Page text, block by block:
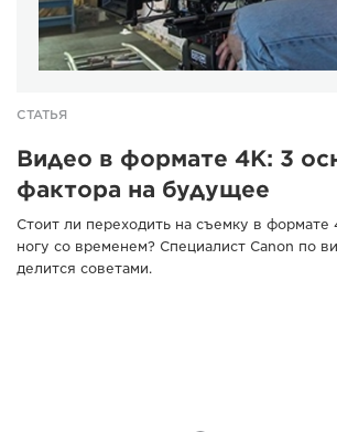
СТАТЬЯ
Видео в формате 4K: 3
фактора на будущее
Стоит ли переходить на съемку в формате
ногу со временем? Специалист Canon по
делится советами.